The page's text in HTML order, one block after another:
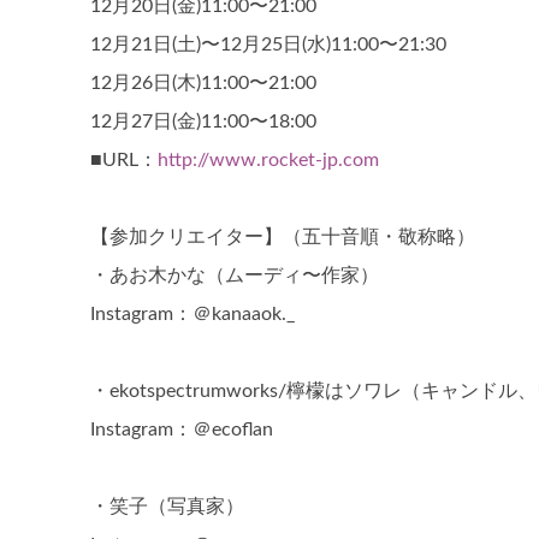
12月20日(金)11:00〜21:00
12月21日(土)〜12月25日(水)11:00〜21:30
12月26日(木)11:00〜21:00
12月27日(金)11:00〜18:00
■URL： http://www.rocket-jp.com
【参加クリエイター】（五十音順・敬称略）
・あお木かな（ムーディ〜作家）
Instagram：＠kanaaok._
・ekotspectrumworks/檸檬はソワレ（キャンドル、
Instagram：＠ecoflan
・笑子（写真家）